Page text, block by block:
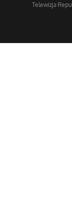
Telewizja